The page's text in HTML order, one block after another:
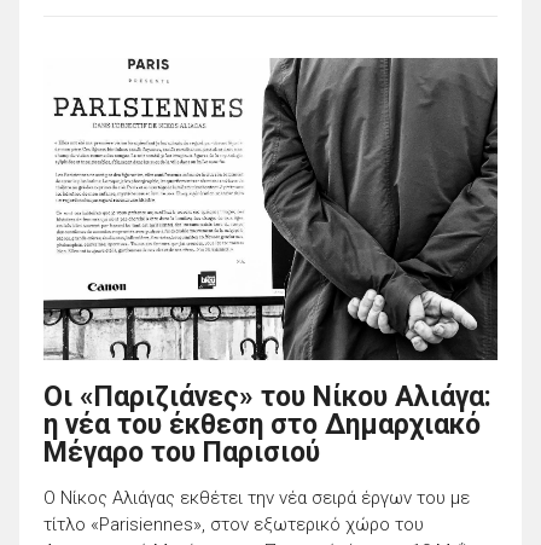
Οι «Παριζιάνες» του Νίκου Αλιάγα:
η νέα του έκθεση στο Δημαρχιακό
Μέγαρο του Παρισιού
Ο Νίκος Αλιάγας εκθέτει την νέα σειρά έργων του με
τίτλο «Parisiennes», στον εξωτερικό χώρο του